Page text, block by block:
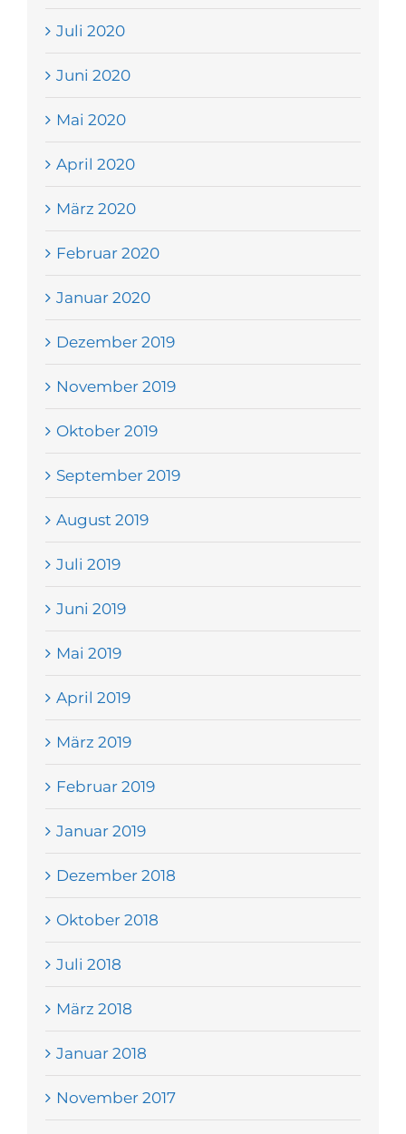
Juli 2020
Juni 2020
Mai 2020
April 2020
März 2020
Februar 2020
Januar 2020
Dezember 2019
November 2019
Oktober 2019
September 2019
August 2019
Juli 2019
Juni 2019
Mai 2019
April 2019
März 2019
Februar 2019
Januar 2019
Dezember 2018
Oktober 2018
Juli 2018
März 2018
Januar 2018
November 2017